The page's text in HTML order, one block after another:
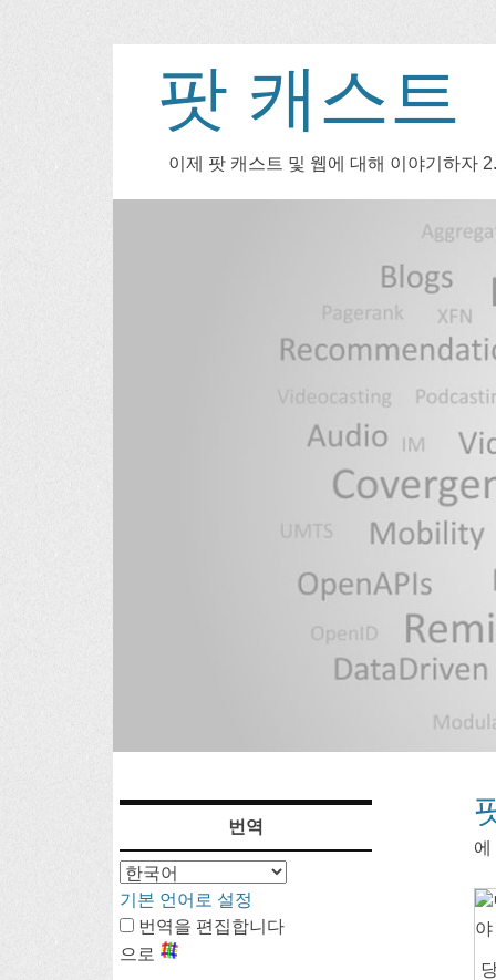
팟 캐스트
이제 팟 캐스트 및 웹에 대해 이야기하자
츠
로
번역
기본 언어로 설정
번역을 편집합니다
으로